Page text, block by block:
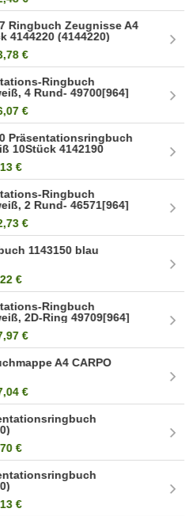
Ringbuch Zeugnisse A4
4144220 (4144220)
€
Ringbuch
4 Rund- 49700[964]
€
Präsentationsringbuch
10Stück 4142190
€
Ringbuch
2 Rund- 46571[964]
€
1143150 blau
€
Ringbuch
2D-Ring 49709[964]
€
A4 CARPO
€
€
€